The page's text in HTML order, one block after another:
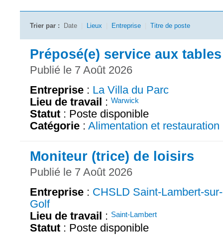
Trier par : Date Lieux Entreprise Titre de poste
Préposé(e) service aux tables
Publié le 7 Août 2026
Entreprise : La Villa du Parc
Lieu de travail : Warwick
Statut : Poste disponible
Catégorie : Alimentation et restauration
Moniteur (trice) de loisirs
Publié le 7 Août 2026
Entreprise : CHSLD Saint-Lambert-
Golf
Lieu de travail : Saint-Lambert
Statut : Poste disponible